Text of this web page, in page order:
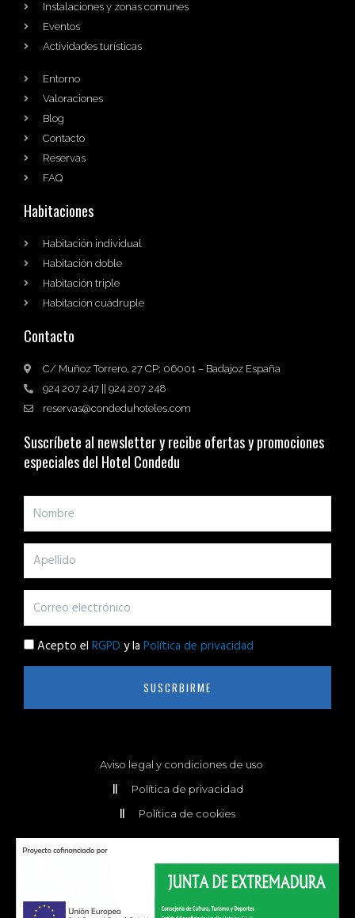
Instalaciones y zonas comunes
Eventos
Actividades turísticas
Entorno
Valoraciones
Blog
Contacto
Reservas
FAQ
Habitaciones
Habitación individual
Habitación doble
Habitación triple
Habitación cuádruple
Contacto
C/ Muñoz Torrero, 27 CP: 06001 – Badajoz España
924 207 247 || 924 207 248
reservas@condeduhoteles.com
Suscríbete al newsletter y recibe ofertas y promociones
especiales del Hotel Condedu
Acepto el RGPD y la Política de privacidad
SUSCRBIRME
Aviso legal y condiciones de uso
Política de privacidad
Política de cookies